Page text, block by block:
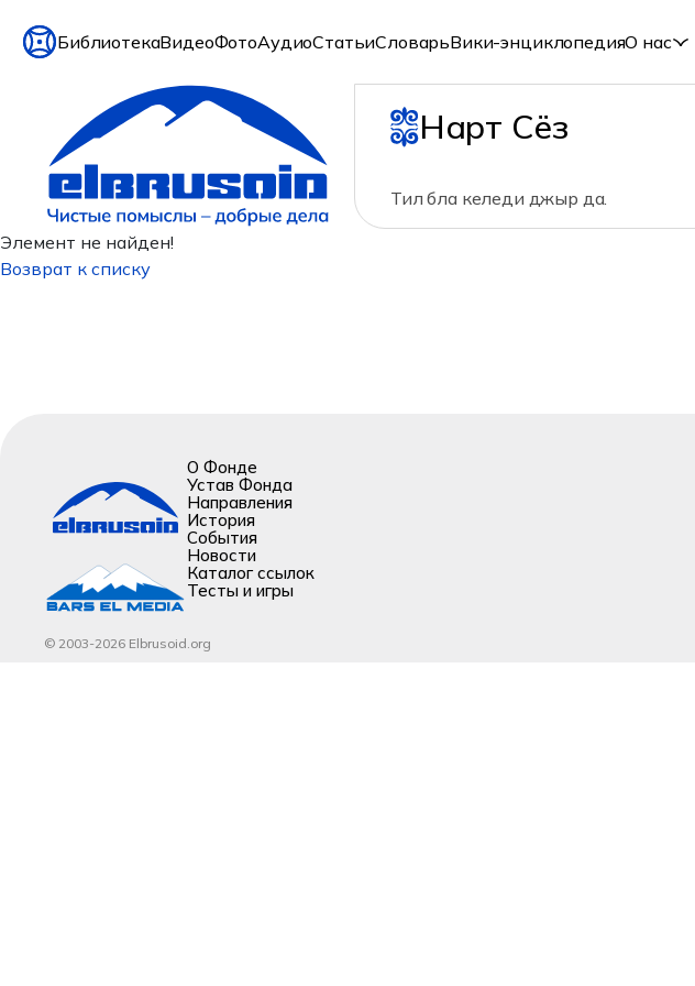
БиблиотекаВидеоФотоАудиоСтатьиСловарьВики-энциклопедияО нас
Нарт Сёз
Тил бла келеди джыр да.
Элемент не найден!
Возврат к списку
О Фонде
Устав Фонда
Направления
История
События
Новости
Каталог ссылок
Тесты и игры
© 2003-2026 Elbrusoid.org